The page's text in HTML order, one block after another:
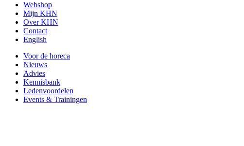
Webshop
Mijn KHN
Over KHN
Contact
English
Voor de horeca
Nieuws
Advies
Kennisbank
Ledenvoordelen
Events & Trainingen